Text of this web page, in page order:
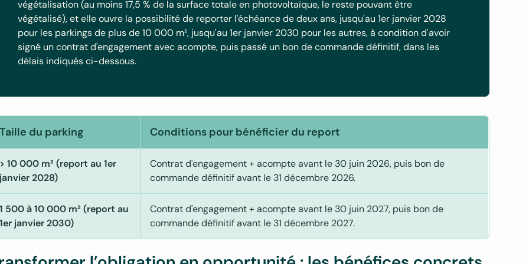
végétalisation (au moins 17,5 % de la surface totale en photovoltaïque, le reste pouvant être
végétalisé), et elle ouvre la possibilité de reporter l'échéance de deux ans, jusqu'au 1er janvier 2028
pour les parkings de plus de 10 000 m², jusqu'au 1er janvier 2030 pour les autres, à condition d'avoir
signé un contrat d'engagement avec acompte, puis passé un bon de commande définitif, dans les
délais indiqués ci-dessous.
Taille du parking Conditions pour bénéficier du report
> 10 000 m² (report au 1er
janvier 2028)
Contrat d'engagement + acompte avant le 30 juin 2026, puis bon de
commande définitif avant le 31 décembre 2026.
1 500 à 10 000 m² (report au
1er janvier 2030)
Contrat d'engagement + acompte avant le 30 juin 2027, puis bon de
commande définitif avant le 31 décembre 2027.